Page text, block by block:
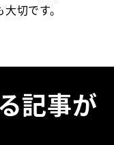
切です。
記事が